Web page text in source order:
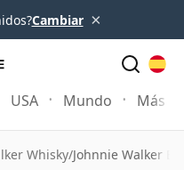
Cambiar ×
USA Mundo Más
Whisky/Johnnie Walker